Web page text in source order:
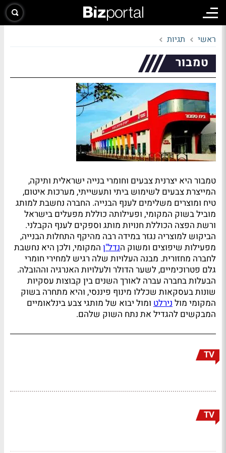
ראשי תגיות
טמבור
טמבור היא יצרנית צבעים וחומרי בנייה ישראלית ותיקה,
המייצרת צבעים לשימוש ביתי ותעשייתי, מערכות איטום,
טיח ומוצרים משלימים לענף הבנייה. החברה נחשבת למותג
מוביל בשוק המקומי, ופעילותה כוללת מפעלים בישראל
ורשת הפצה הכוללת חנויות מותג וספקים לענף הקבלני.
הביקוש למוצריה נגזר במידה רבה מהיקף התחלות הבנייה,
מפעילות שיפוצים ומשוק הנדל"ן המקומי, ולכן היא נחשבת
לחברה מחזורית. מבנה העלויות שלה רגיש למחירי חומרי
גלם פטרוכימיים, לשער הדולר ולעלויות האנרגיה וההובלה.
הבעלות בחברה עברה לאורך השנים בין קבוצות עסקיות
שונות בעסקאות שכללו מינוף פיננסי, והיא מתחרה בשוק
המקומי מולנירלט ומול יבוא של מותגי צבע בינלאומיים
המבקשים להגדיל את נתח השוק שלהם.
TV
TV